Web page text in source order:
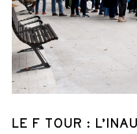
LE F TOUR :